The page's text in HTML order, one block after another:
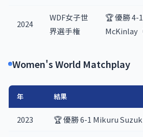
2024
WDF女子世
界選手権
🏆 優勝 4-
McKinlay
Women's World Matchplay
年 結果
2023 🏆 優勝 6-1 Mikuru